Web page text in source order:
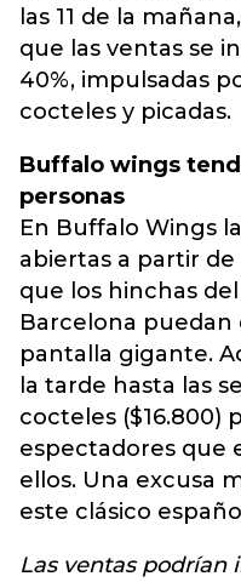
las 11 de la
que las ventas se
40%, impulsadas
cocteles y picadas.
Buffalo wings
personas
En Buffalo Wings
abiertas a partir de
que los hinchas del
Barcelona
pantalla gigante.
la tarde hasta las
cocteles ($16.800)
espectadores que
ellos. Una excusa
este clásico
Las ventas podrían